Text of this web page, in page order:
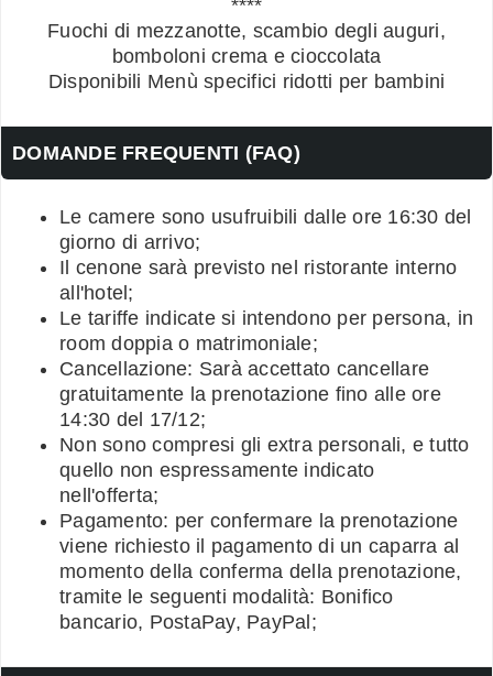
****
Fuochi di mezzanotte, scambio degli auguri,
bomboloni crema e cioccolata
Disponibili Menù specifici ridotti per bambini
DOMANDE FREQUENTI (FAQ)
Le camere sono usufruibili dalle ore 16:30 del
giorno di arrivo;
Il cenone sarà previsto nel ristorante interno
all'hotel;
Le tariffe indicate si intendono per persona, in
room doppia o matrimoniale;
Cancellazione: Sarà accettato cancellare
gratuitamente la prenotazione fino alle ore
14:30 del 17/12;
Non sono compresi gli extra personali, e tutto
quello non espressamente indicato
nell'offerta;
Pagamento: per confermare la prenotazione
viene richiesto il pagamento di un caparra al
momento della conferma della prenotazione,
tramite le seguenti modalità: Bonifico
bancario, PostaPay, PayPal;